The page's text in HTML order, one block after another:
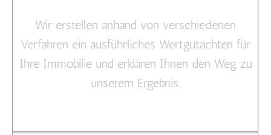
Wir erstellen anhand von verschiedenen
Verfahren ein ausführliches Wertgutachten für
Ihre Immobilie und erklären Ihnen den Weg zu
unserem Ergebnis.